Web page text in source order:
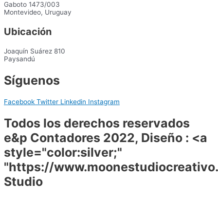
Gaboto 1473/003
Montevideo, Uruguay
Ubicación
Joaquín Suárez 810
Paysandú
Síguenos
Facebook Twitter Linkedin Instagram
Todos los derechos reservados
e&p Contadores 2022, Diseño : <a
style="color:silver;"
"https://
Studio